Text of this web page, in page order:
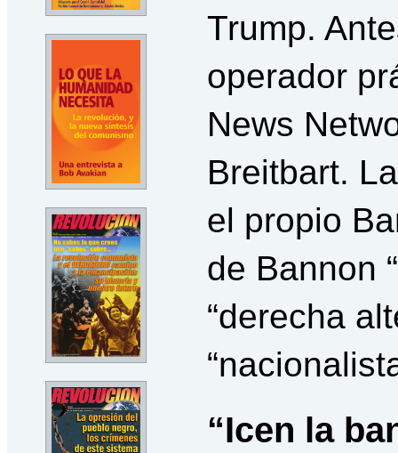
Trump.
operador
News
Breitbart.
el propio
de Bannon
“derecha
“Icen la